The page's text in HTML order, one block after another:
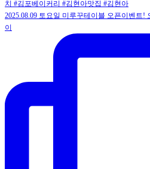
2025.08.09 토요일 미루꾸테이블 오픈이벤트
이